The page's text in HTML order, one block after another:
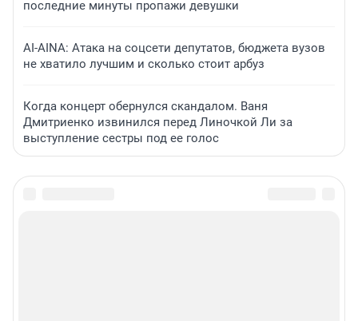
последние минуты пропажи девушки
AI-AINA: Атака на соцсети депутатов, бюджета вузов
не хватило лучшим и сколько стоит арбуз
Когда концерт обернулся скандалом. Ваня
Дмитриенко извинился перед Линочкой Ли за
выступление сестры под ее голос